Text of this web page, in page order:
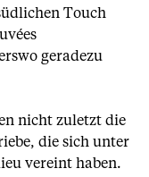
Touch
geradezu
nicht zuletzt die
die sich unter
vereint haben.